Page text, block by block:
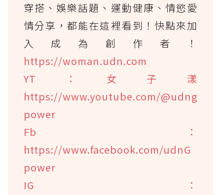
穿搭、娛樂話題、運動健康、情慾愛
情分享，都能在這裡看到！快點來加
入成為創作者！
https://woman.udn.com
YT：女子漾
https://www.youtube.com/@udng
power
Fb：
https://www.facebook.com/udnG
power
IG：